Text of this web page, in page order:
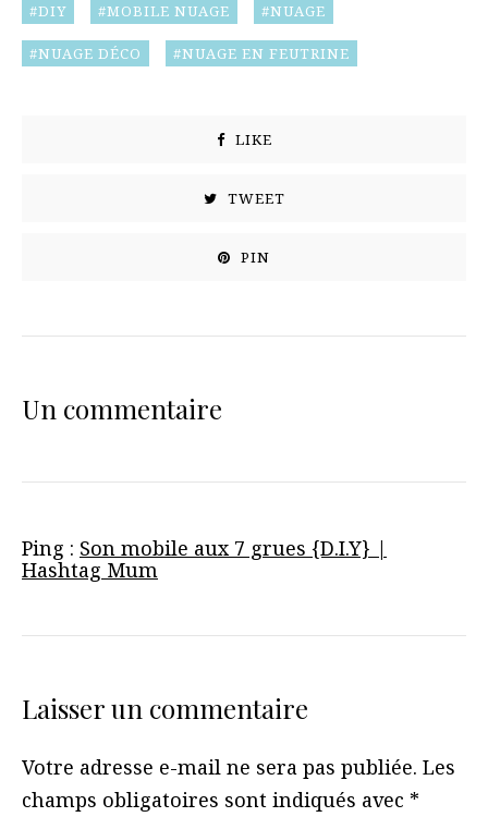
DIY MOBILE NUAGE NUAGE
NUAGE DÉCO NUAGE EN FEUTRINE
LIKE
TWEET
PIN
Un commentaire
Ping : Son mobile aux 7 grues {D.I.Y} |
Hashtag Mum
Laisser un commentaire
Votre adresse e-mail ne sera pas publiée. Les
champs obligatoires sont indiqués avec *